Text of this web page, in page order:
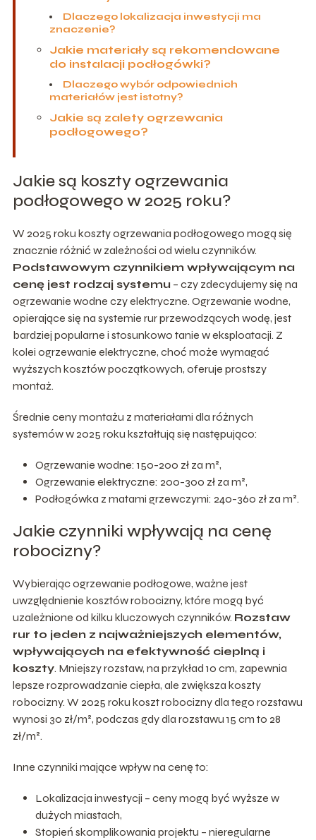
Dlaczego lokalizacja inwestycji ma
znaczenie?
Jakie materiały są rekomendowane
do instalacji podłogówki?
Dlaczego wybór odpowiednich
materiałów jest istotny?
Jakie są zalety ogrzewania
podłogowego?
Jakie są koszty ogrzewania
podłogowego w 2025 roku?
W 2025 roku koszty ogrzewania podłogowego mogą się
znacznie różnić w zależności od wielu czynników.
Podstawowym czynnikiem wpływającym na
cenę jest rodzaj systemu – czy zdecydujemy się na
ogrzewanie wodne czy elektryczne. Ogrzewanie wodne,
opierające się na systemie rur przewodzących wodę, jest
bardziej popularne i stosunkowo tanie w eksploatacji. Z
kolei ogrzewanie elektryczne, choć może wymagać
wyższych kosztów początkowych, oferuje prostszy
montaż.
Średnie ceny montażu z materiałami dla różnych
systemów w 2025 roku kształtują się następująco:
Ogrzewanie wodne: 150-200 zł za m²,
Ogrzewanie elektryczne: 200-300 zł za m²,
Podłogówka z matami grzewczymi: 240-360 zł za m².
Jakie czynniki wpływają na cenę
robocizny?
Wybierając ogrzewanie podłogowe, ważne jest
uwzględnienie kosztów robocizny, które mogą być
uzależnione od kilku kluczowych czynników. Rozstaw
rur to jeden z najważniejszych elementów,
wpływających na efektywność cieplną i
koszty. Mniejszy rozstaw, na przykład 10 cm, zapewnia
lepsze rozprowadzanie ciepła, ale zwiększa koszty
robocizny. W 2025 roku koszt robocizny dla tego rozstawu
wynosi 30 zł/m², podczas gdy dla rozstawu 15 cm to 28
zł/m².
Inne czynniki mające wpływ na cenę to:
Lokalizacja inwestycji – ceny mogą być wyższe w
dużych miastach,
Stopień skomplikowania projektu – nieregularne